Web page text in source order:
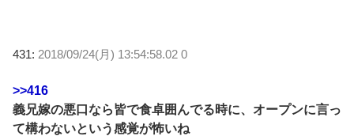
431: 2018/09/24(月) 13:54:58.02 0
>>416
義兄嫁の悪口なら皆で食卓囲んでる時に、オープンに言っ
て構わないという感覚が怖いね